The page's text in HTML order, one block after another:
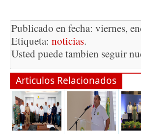
Publicado en fecha: viernes,
Etiqueta: noticias.
Usted puede tambien seguir
Articulos Relacionados